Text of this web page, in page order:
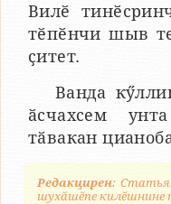
Вилӗ
тӗпӗнчи шыв
ҫитет.
Ванда
ӑсчахсем
тӑвакан
Редакцирен:
шухӑшӗпе килӗшнине